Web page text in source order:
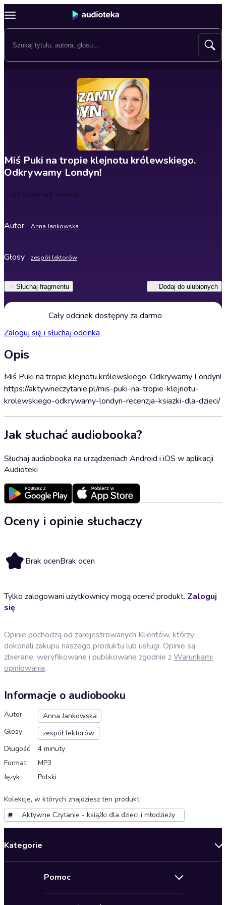
Miś Puki na tropie klejnotu królewskiego.
Odkrywamy Londyn!
Czas trwania4 minuty
Autor Anna Jankowska
Głosy zespół lektorów
Słuchaj fragmentu Dodaj do ulubionych
Cały odcinek dostępny za darmo
Zaloguj się i słuchaj odcinka
Opis
Miś Puki na tropie klejnotu królewskiego. Odkrywamy Londyn!
https://aktywneczytanie.pl/mis-puki-na-tropie-klejnotu-
krolewskiego-odkrywamy-londyn-recenzja-ksiazki-dla-dzieci/
Jak słuchać audiobooka?
Słuchaj audiobooka na urządzeniach Android i iOS w aplikacji
Audioteki
Oceny i opinie słuchaczy
Brak ocenBrak ocen
Tylko zalogowani użytkownicy mogą ocenić produkt. Zaloguj
się
Opinie pochodzą od zarejestrowanych Klientów, którzy
dokonali zakupu naszego produktu lub usługi. Opinie są
zbierane, weryfikowane i publikowane zgodnie zWarunkami
opiniowania.
Informacje o audiobooku
Autor
Anna Jankowska
Głosy
zespół lektorów
Długość
4 minuty
Format
MP3
Język
Polski
Kolekcje, w których znajdziesz ten produkt:
Aktywne Czytanie - książki dla dzieci i młodzieży
Kategorie
Pomoc